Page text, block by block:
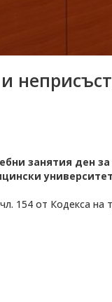
занятия ден
154 от Кодекса на